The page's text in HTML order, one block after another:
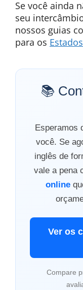
Se você ainda
seu
nossos guias
para os
📚
Esperamos
você. Se
inglês de
vale a pena
online
Ver os
Compare